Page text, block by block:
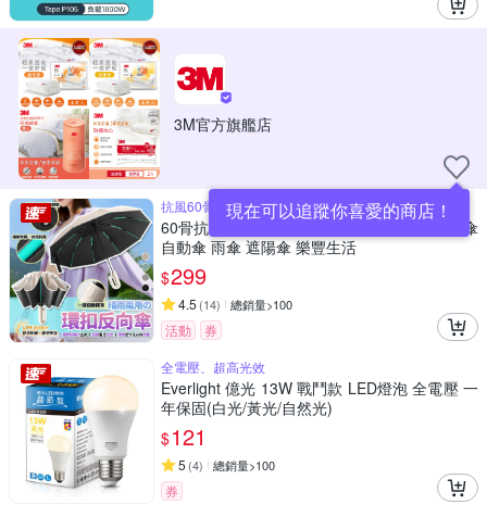
3M官方旗艦店
現在可以追蹤你喜愛的商店！
抗風60骨，超大108公分傘面
60骨抗風全自動環扣黑膠反向傘 反向傘 折疊傘
自動傘 雨傘 遮陽傘 樂豐生活
$299
4.5 (14) 總銷量>100
活動
券
全電壓、超高光效
Everlight 億光 13W 戰鬥款 LED燈泡 全電壓 一
年保固(白光/黃光/自然光)
$121
5 (4) 總銷量>100
券